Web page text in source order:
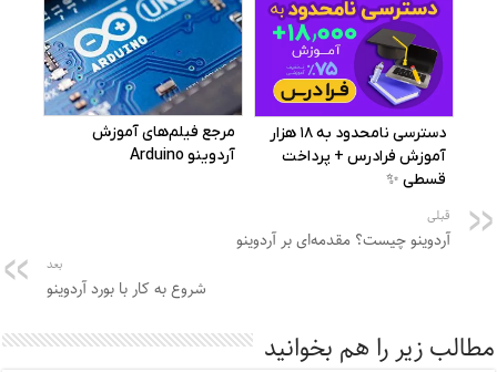
قبلی
آردوینو چیست؟ مقدمه‌ای بر آردوینو
بعد
شروع به کار با بورد آردوینو
مطالب زیر را هم بخوانید